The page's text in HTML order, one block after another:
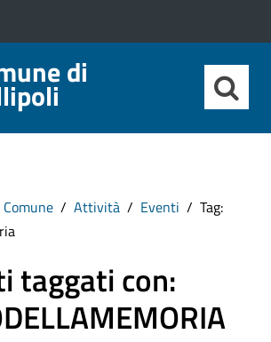
di
Attività Eventi
Tag:
taggati con: